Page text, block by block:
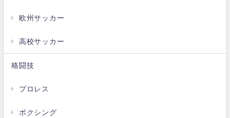
欧州サッカー
高校サッカー
格闘技
プロレス
ボクシング